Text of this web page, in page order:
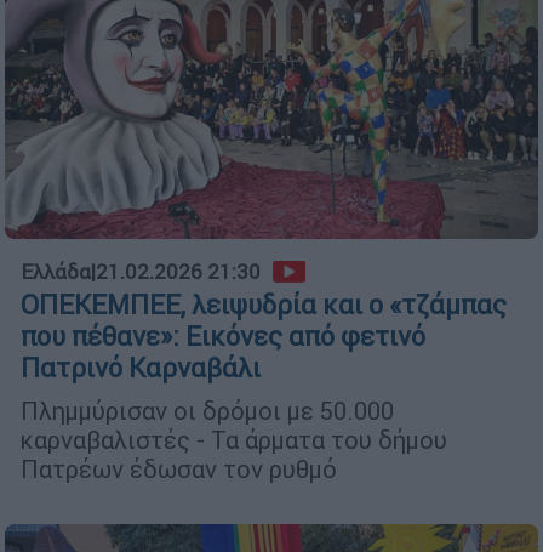
Ελλάδα|21.02.2026 21:30
ΟΠΕΚΕΜΠΕΕ, λειψυδρία και ο «τζάμπας
που πέθανε»: Εικόνες από φετινό
Πατρινό Καρναβάλι
Πλημμύρισαν οι δρόμοι με 50.000
καρναβαλιστές - Τα άρματα του δήμου
Πατρέων έδωσαν τον ρυθμό